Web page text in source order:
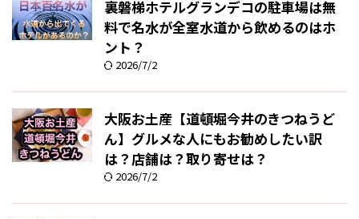
裏磐梯ホテルグランデコの駐車場は無
料で名水が全室水道から飲めるのはホ
ント？
2026/7/2
大阪お土産【道頓堀今井のきつねうど
ん】グルメな人にもお勧めしたい訳
は？店舗は？取り寄せは？
2026/7/2